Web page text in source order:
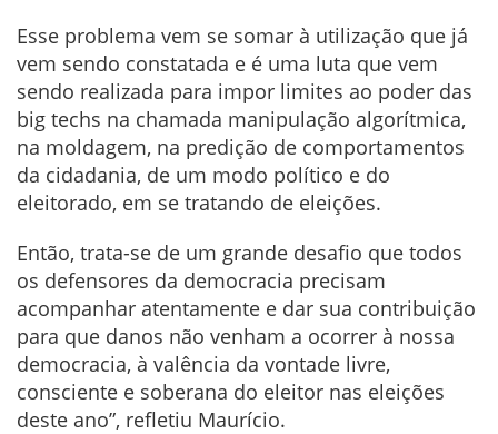
Esse problema vem se somar à utilização que já
vem sendo constatada e é uma luta que vem
sendo realizada para impor limites ao poder das
big techs na chamada manipulação algorítmica,
na moldagem, na predição de comportamentos
da cidadania, de um modo político e do
eleitorado, em se tratando de eleições.
Então, trata-se de um grande desafio que todos
os defensores da democracia precisam
acompanhar atentamente e dar sua contribuição
para que danos não venham a ocorrer à nossa
democracia, à valência da vontade livre,
consciente e soberana do eleitor nas eleições
deste ano”, refletiu Maurício.